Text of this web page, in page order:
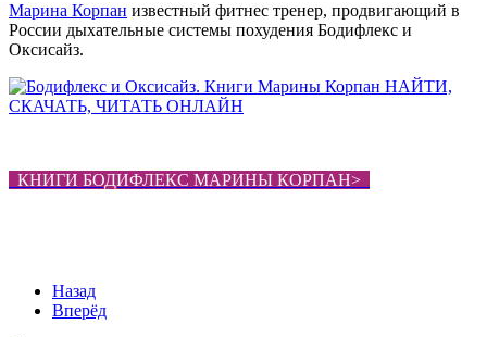
Марина Корпан известный фитнес тренер, продвигающий в
России дыхательные системы похудения Бодифлекс и
Оксисайз.
КНИГИ БОДИФЛЕКС МАРИНЫ КОРПАН>
Назад
Вперёд